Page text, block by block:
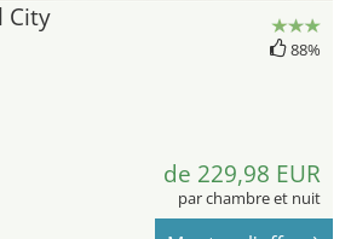
City
88%
de 229,98 EUR
par chambre et nuit